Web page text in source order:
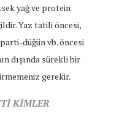
yağ ve protein
Yaz tatili öncesi,
düğün vb. öncesi
dışında sürekli bir
gerekir.
KİMLER